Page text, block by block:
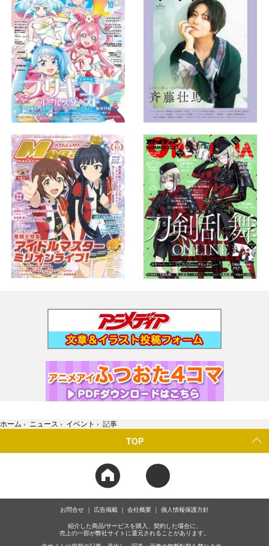
ホーム › ニュース › イベント › 記事
TOP
お問合せ 広告掲載 会社概要 個人情報保護方針
紹介した商品/サービスを購入、契約した場合に、
売上の一部が弊社サイトに還元されることがあります。